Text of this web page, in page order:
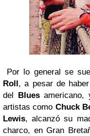
Por lo general se
Roll, a pesar de
del Bluesamericano,
artistas como Chuck
Lewis, alcanzó su
charco, en Gran